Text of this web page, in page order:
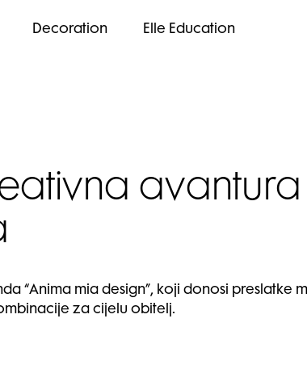
Decoration Elle Education
avantura
“Anima mia design”, koji donosi preslatke
za cijelu obitelj.